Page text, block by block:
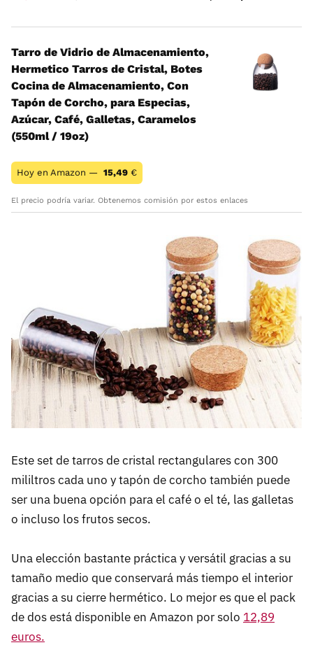
Tarro de Vidrio de Almacenamiento,
Hermetico ​Tarros de Cristal, Botes
Cocina de Almacenamiento, Con
Tapón de Corcho, para Especias,
Azúcar, Café, Galletas, Caramelos
(550ml / 19oz)
Hoy en Amazon — 15,49 €
El precio podría variar. Obtenemos comisión por estos enlaces
Este set de tarros de cristal rectangulares con 300
mililtros cada uno y tapón de corcho también puede
ser una buena opción para el café o el té, las galletas
o incluso los frutos secos.
Una elección bastante práctica y versátil gracias a su
tamaño medio que conservará más tiempo el interior
gracias a su cierre hermético. Lo mejor es que el pack
de dos está disponible en Amazon por solo 12,89
euros.